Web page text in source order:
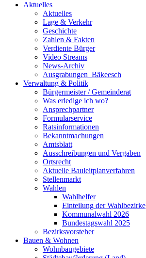
Aktuelles
Aktuelles
Lage & Verkehr
Geschichte
Zahlen & Fakten
Verdiente Bürger
Video Streams
News-Archiv
Ausgrabungen_Bäkeesch
Verwaltung & Politik
Bürgermeister / Gemeinderat
Was erledige ich wo?
Ansprechpartner
Formularservice
Ratsinformationen
Bekanntmachungen
Amtsblatt
Ausschreibungen und Vergaben
Ortsrecht
Aktuelle Bauleitplanverfahren
Stellenmarkt
Wahlen
Wahlhelfer
Einteilung der Wahlbezirke
Kommunalwahl 2026
Bundestagswahl 2025
Bezirksvorsteher
Bauen & Wohnen
Wohnbaugebiete